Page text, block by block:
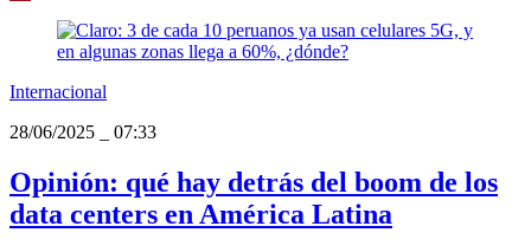
Internacional
28/06/2025
07:33
Opinión: qué hay detrás del boom de los
data centers en América Latina